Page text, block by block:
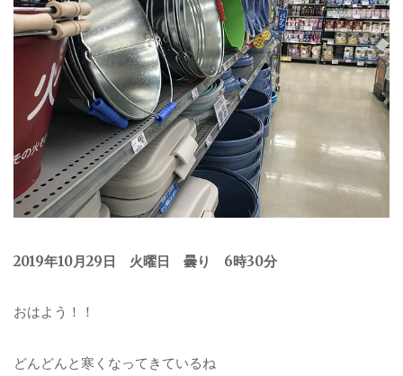
2019年10月29日 火曜日 曇り 6時30分
おはよう！！
どんどんと寒くなってきているね